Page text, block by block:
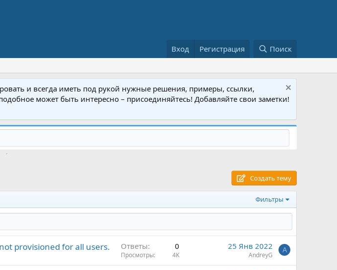
Вход Регистрация Поиск
и всегда иметь под рукой нужные решения, примеры, ссылки,
может быть интересно – присоединяйтесь! Добавляйте свои заметки!
Создать тему
Фильтры
provisioned for all users. Ответы 0
Просмотры 4K
25 Янв 2022
AndreyG
A